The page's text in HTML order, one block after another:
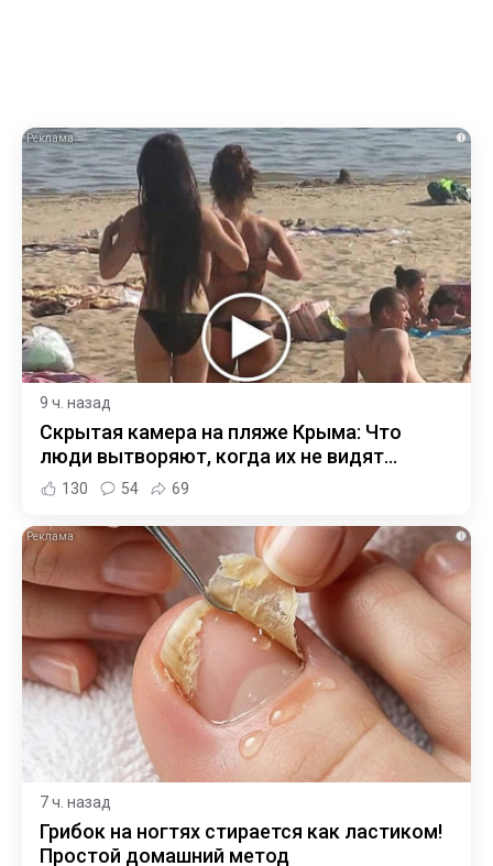
i
9 ч. назад
Скрытая камера на пляже Крыма: Что
люди вытворяют, когда их не видят...
130 54 69
i
7 ч. назад
Грибок на ногтях стирается как ластиком!
Простой домашний метод